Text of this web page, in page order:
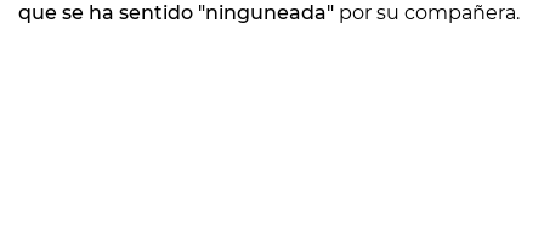
que se ha sentido "ninguneada" por su compañera.